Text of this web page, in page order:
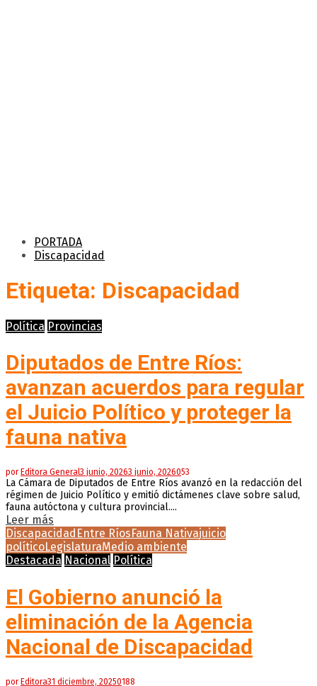
PORTADA
Discapacidad
Etiqueta: Discapacidad
Política Provincias
Diputados de Entre Ríos:
avanzan acuerdos para regular
el Juicio Político y proteger la
fauna nativa
por Editora General3 junio, 20263 junio, 2026053
La Cámara de Diputados de Entre Ríos avanzó en la redacción del
régimen de Juicio Político y emitió dictámenes clave sobre salud,
fauna autóctona y cultura provincial....
Leer más
Discapacidad Entre Ríos Fauna Nativajuicio
políticoLegislaturaMedio ambiente
Destacada Nacional Política
El Gobierno anunció la
eliminación de la Agencia
Nacional de Discapacidad
por Editora31 diciembre, 20250188